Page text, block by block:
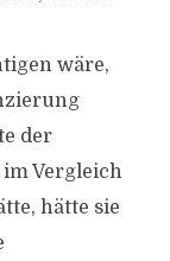
wäre,
der
Vergleich
hätte sie